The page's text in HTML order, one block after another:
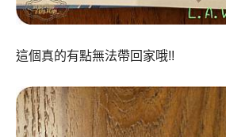
這個真的有點無法帶回家哦!!